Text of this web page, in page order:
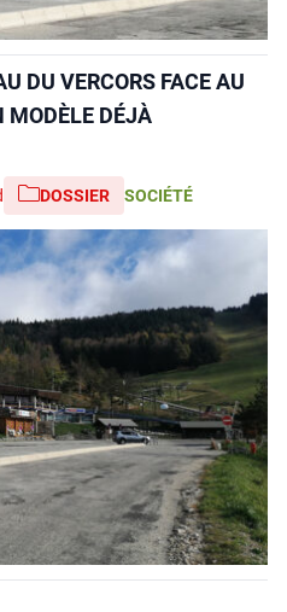
DU VERCORS FACE AU
MODÈLE DÉJÀ
DOSSIER SOCIÉTÉ